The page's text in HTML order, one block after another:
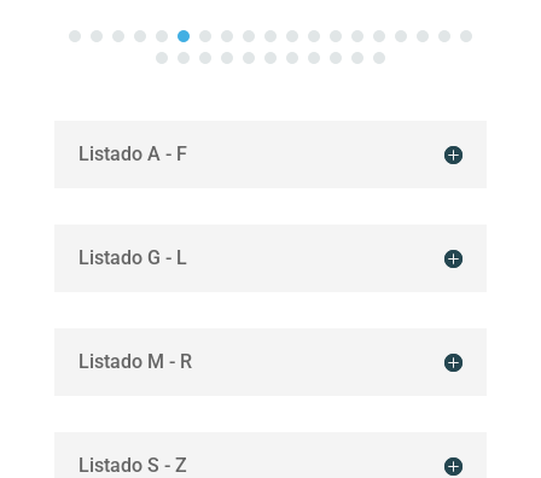
Listado A - F
Listado G - L
Listado M - R
Listado S - Z